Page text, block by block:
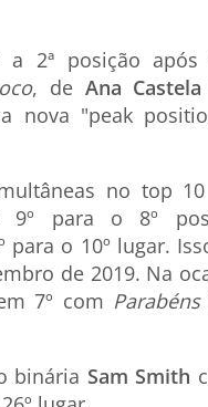
a 2ª posição após
, de Ana
nova "peak
no top
para o 8º
o 10º lugar.
de 2019. Na
7º com Parabéns
binária Sam Smith